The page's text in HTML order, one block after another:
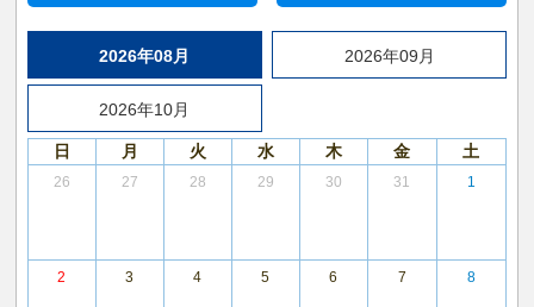
2026年08月 2026年09月
2026年10月
日 月 火 水 木 金 土
26 27 28 29 30 31 1
2 3 4 5 6 7 8